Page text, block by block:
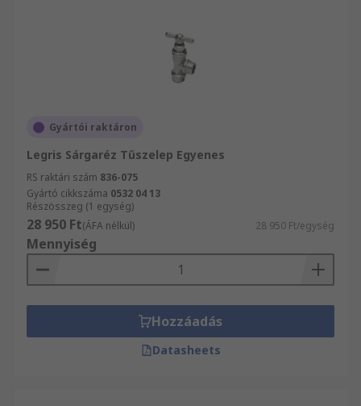
Gyártói raktáron
Legris Sárgaréz Tűszelep Egyenes
RS raktári szám 836-075
Gyártó cikkszáma 0532 04 13
Részösszeg (1 egység)
28 950 Ft(ÁFA nélkül) 28 950 Ft/egység
Mennyiség
Hozzáadás
Datasheets